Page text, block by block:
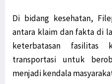
Di bidang kesehatan,
antara klaim dan fakta di
keterbatasan fasilitas
transportasi untuk
menjadi kendala